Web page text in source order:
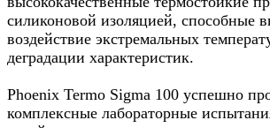
силиконовой изоляцией, способные
воздействие экстремальных
деградации характеристик.
Phoenix Termo Sigma 100 успешно
комплексные лабораторные